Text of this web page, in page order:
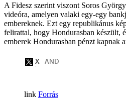
A Fidesz szerint viszont Soros
videóra, amelyen valaki egy-egy
embereknek. Ezt egy republikánus
felirattal, hogy Hondurasban készült,
emberek Hondurasban pénzt kapnak
Forrás